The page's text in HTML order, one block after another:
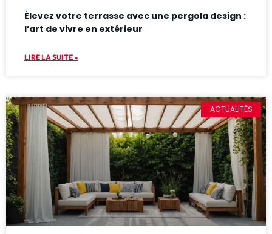
Élevez votre terrasse avec une pergola design :
l’art de vivre en extérieur
LIRE LA SUITE »
ACTUALITÉS